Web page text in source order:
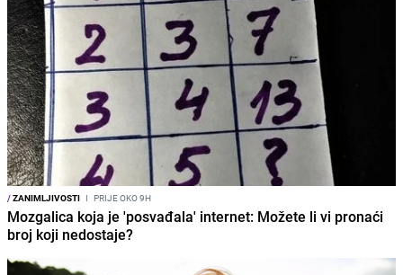
/ZANIMLJIVOSTI I PRIJE OKO 9H
Mozgalica koja je 'posvađala' internet: Možete li vi pronaći
broj koji nedostaje?